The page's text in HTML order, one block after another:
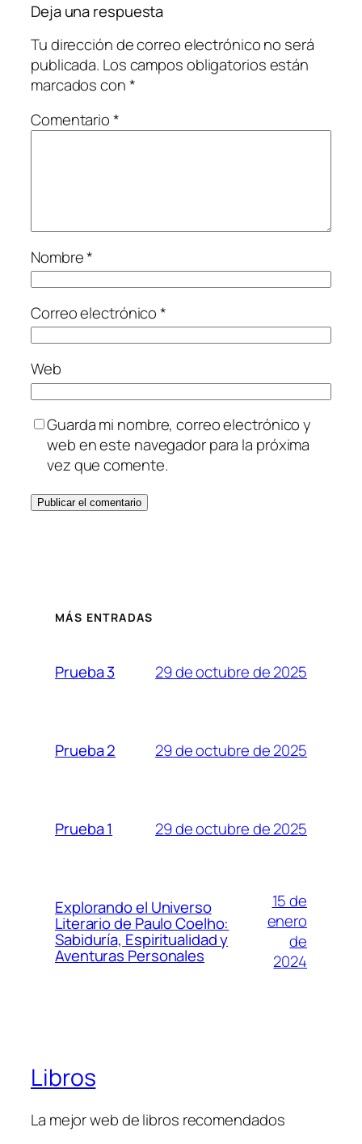
Deja una respuesta
Tu dirección de correo electrónico no será
publicada. Los campos obligatorios están
marcados con*
Comentario*
Nombre*
Correo electrónico*
Web
Guarda mi nombre, correo electrónico y
web en este navegador para la próxima
vez que comente.
MÁS ENTRADAS
Prueba 3 29 de octubre de 2025
Prueba 2 29 de octubre de 2025
Prueba 1 29 de octubre de 2025
Explorando el Universo
Literario de Paulo Coelho:
Sabiduría, Espiritualidad y
Aventuras Personales
15 de
enero
de
2024
Libros
La mejor web de libros recomendados